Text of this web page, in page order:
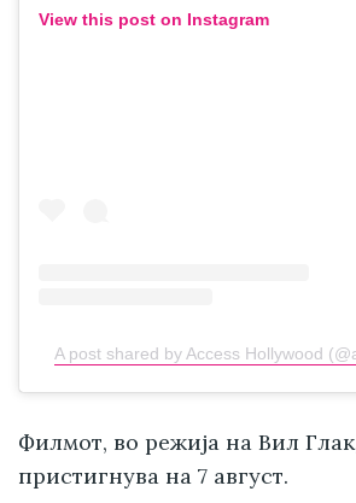
View this post on Instagram
A post shared by Access Hollywood
Филмот, во режија на Вил
пристигнува на 7 август.